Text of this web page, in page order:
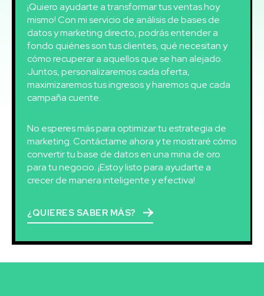
¡Quiero ayudarte a transformar tus ventas hoy
mismo! Con mi servicio de análisis de bases de
datos y marketing directo, podrás entender a
fondo quiénes son tus clientes, qué necesitan y
cómo recuperar a aquellos que se han alejado.
Juntos, personalizaremos cada oferta,
maximizaremos tus ingresos y haremos que cada
campaña cuente.
No esperes más para optimizar tu estrategia de
marketing. Contáctame ahora y te mostraré cómo
convertir tu base de datos en una mina de oro
para tu negocio. ¡Estoy listo para ayudarte a
crecer de manera inteligente y efectiva!
¿QUIERES SABER MÁS?